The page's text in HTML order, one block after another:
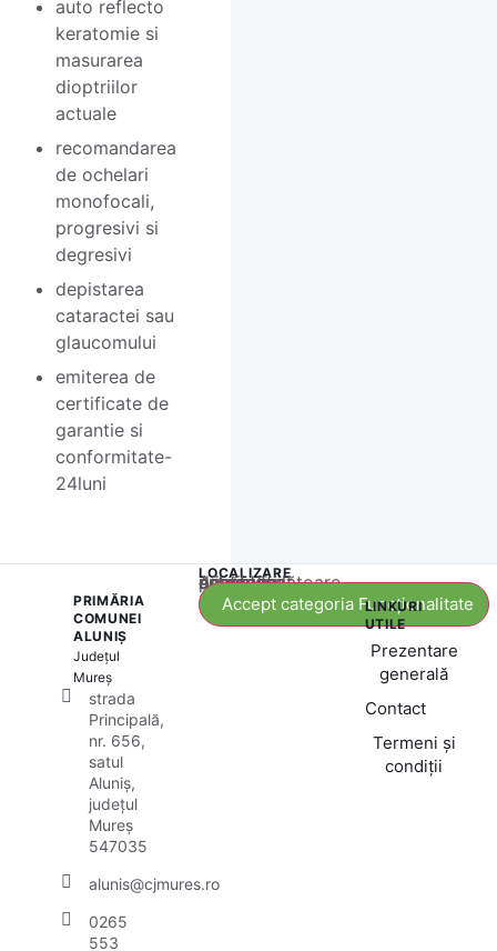
auto reflecto
keratomie si
masurarea
dioptriilor
actuale
recomandarea
de ochelari
monofocali,
progresivi si
degresivi
depistarea
cataractei sau
glaucomului
emiterea de
certificate de
garantie si
conformitate-
24luni
PRIMĂRIA
COMUNEI
ALUNIȘ
Județul
Mureș
strada
Principală,
nr. 656,
satul
Aluniș,
județul
Mureș
547035
alunis@cjmures.ro
0265
553
LOCALIZARE
Acest conținut este blocat până când acceptați categoria corespunzătoare de cookie-uri.
Accept categoria Funcționalitate
LINKURI
UTILE
Prezentare
generală
Contact
Termeni și
condiții